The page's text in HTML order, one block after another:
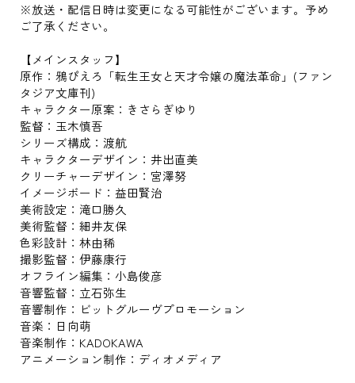
※放送・配信日時は変更になる可能性がございます。予め
ご了承ください。
【メインスタッフ】
原作：鴉ぴえろ「転生王女と天才令嬢の魔法革命」(ファン
タジア文庫刊)
キャラクター原案：きさらぎゆり
監督：玉木慎吾
シリーズ構成：渡航
キャラクターデザイン：井出直美
クリーチャーデザイン：宮澤努
イメージボード：益田賢治
美術設定：滝口勝久
美術監督：細井友保
色彩設計：林由稀
撮影監督：伊藤康行
オフライン編集：小島俊彦
音響監督：立石弥生
音響制作：ビットグルーヴプロモーション
音楽：日向萌
音楽制作：KADOKAWA
アニメーション制作：ディオメディア